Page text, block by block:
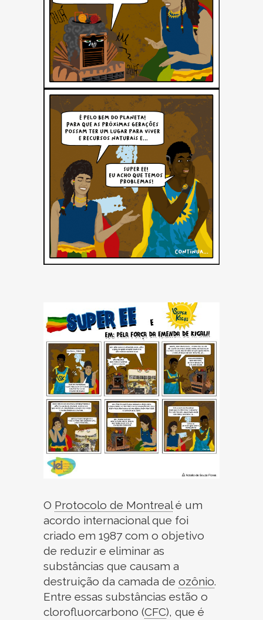
O Protocolo de Montreal é um
acordo internacional que foi
criado em 1987 com o objetivo
de reduzir e eliminar as
substâncias que causam a
destruição da camada de ozônio.
Entre essas substâncias estão o
clorofluorcarbono (CFC), que é